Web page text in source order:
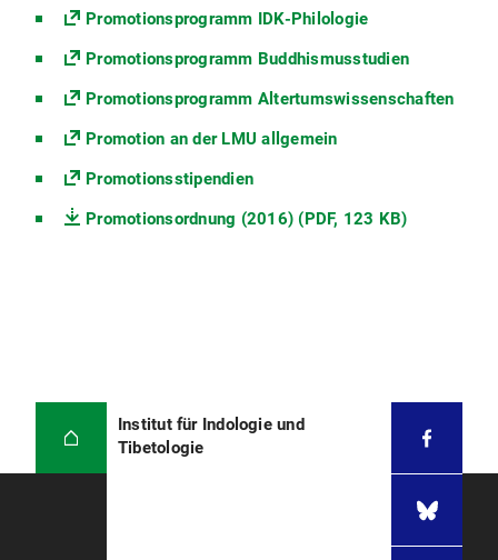
Promotionsprogramm IDK-Philologie
Promotionsprogramm Buddhismusstudien
Promotionsprogramm Altertumswissenschaften
Promotion an der LMU allgemein
Promotionsstipendien
Promotionsordnung (2016) (PDF, 123 KB)
Institut für Indologie und
Tibetologie